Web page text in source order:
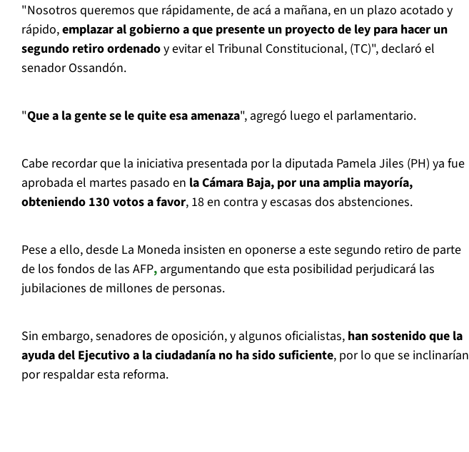
"Nosotros queremos que rápidamente, de acá a mañana, en un plazo acotado y
rápido,emplazar al gobierno a que presente un proyecto de ley para hacer un
segundo retiro ordenadoy evitar el Tribunal Constitucional, (TC)", declaró el
senador Ossandón.
"Que a la gente se le quite esa amenaza", agregó luego el parlamentario.
Cabe recordar que la iniciativa presentada por la diputada Pamela Jiles (PH) ya fue
aprobada el martes pasado en la Cámara Baja, por una amplia mayoría,
obteniendo 130 votos a favor, 18 en contra y escasas dos abstenciones.
Pese a ello, desde La Moneda insisten en oponerse a este segundo retiro de parte
de los fondos de las AFP, argumentando que esta posibilidad perjudicará las
jubilaciones de millones de personas.
Sin embargo, senadores de oposición, y algunos oficialistas, han sostenido que la
ayuda del Ejecutivo a la ciudadanía no ha sido suficiente, por lo que se inclinarían
por respaldar esta reforma.